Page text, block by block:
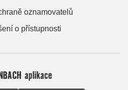
oznamovatelů
o přístupnosti
aplikace